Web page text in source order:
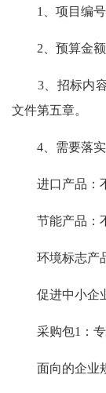
1、项目编号
2、预算金额
3、招标内容
文件第五章。
4、需要落实
进口产品：不
节能产品：不
环境标志产品
促进中小企业
采购包1：专
面向的企业